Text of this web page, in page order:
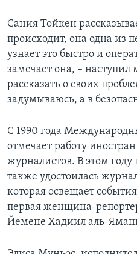
Сания Тойкен
происходит, она одна из
узнает это быстро и
замечает она, –
рассказать о своих
задумываюсь, а в
С 1990 года
отмечает работу
журналистов. В этом
также удостоилась
которая освещает
первая женщина-
Йемене Хадиил аль-